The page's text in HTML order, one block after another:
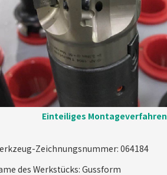
Einteiliges Montageverfahren
Zeichnungsnummer: 064184
des Werkstücks: Gussform